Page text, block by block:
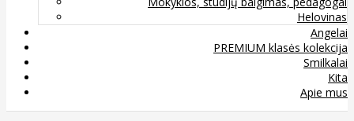
Helovinas
Angelai
PREMIUM klasės kolekcija
Smilkalai
Kita
Apie mus